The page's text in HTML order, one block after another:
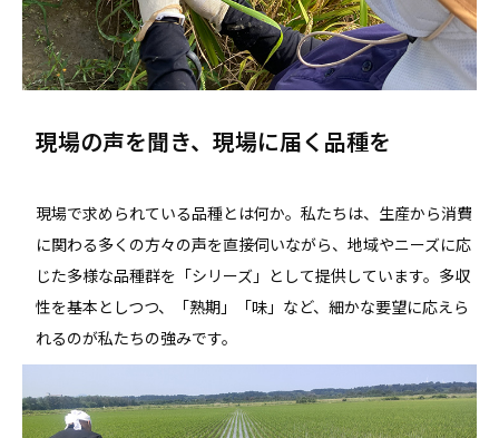
現場の声を聞き、現場に届く品種を
現場で求められている品種とは何か。私たちは、生産から消費
に関わる多くの方々の声を直接伺いながら、地域やニーズに応
じた多様な品種群を「シリーズ」として提供しています。多収
性を基本としつつ、「熟期」「味」など、細かな要望に応えら
れるのが私たちの強みです。